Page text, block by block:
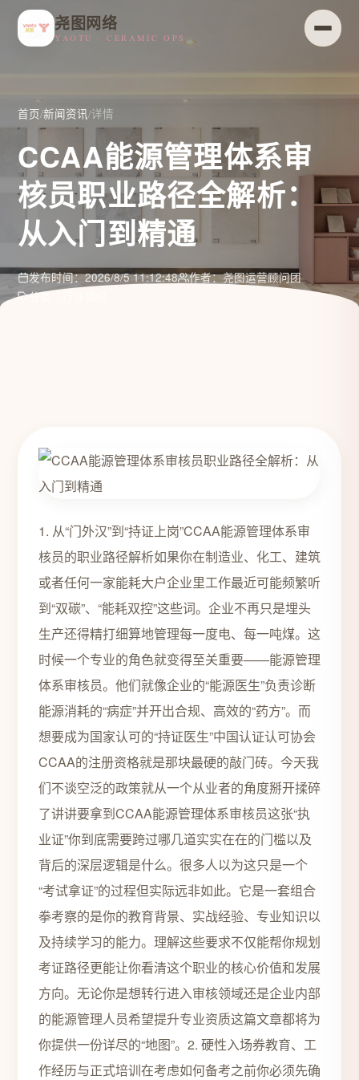
尧图网络
YAOTU · CERAMIC OPS
首页/新闻资讯/详情
CCAA能源管理体系审
核员职业路径全解析：
从入门到精通
发布时间：2026/8/5 11:12:48
作者：尧图运营顾问团
分类：行业资讯
1. 从“门外汉”到“持证上岗”CCAA能源管理体系审
核员的职业路径解析如果你在制造业、化工、建筑
或者任何一家能耗大户企业里工作最近可能频繁听
到“双碳”、“能耗双控”这些词。企业不再只是埋头
生产还得精打细算地管理每一度电、每一吨煤。这
时候一个专业的角色就变得至关重要——能源管理
体系审核员。他们就像企业的“能源医生”负责诊断
能源消耗的“病症”并开出合规、高效的“药方”。而
想要成为国家认可的“持证医生”中国认证认可协会
CCAA的注册资格就是那块最硬的敲门砖。今天我
们不谈空泛的政策就从一个从业者的角度掰开揉碎
了讲讲要拿到CCAA能源管理体系审核员这张“执
业证”你到底需要跨过哪几道实实在在的门槛以及
背后的深层逻辑是什么。很多人以为这只是一个
“考试拿证”的过程但实际远非如此。它是一套组合
拳考察的是你的教育背景、实战经验、专业知识以
及持续学习的能力。理解这些要求不仅能帮你规划
考证路径更能让你看清这个职业的核心价值和发展
方向。无论你是想转行进入审核领域还是企业内部
的能源管理人员希望提升专业资质这篇文章都将为
你提供一份详尽的“地图”。2. 硬性入场券教育、工
作经历与正式培训在考虑如何备考之前你必须先确